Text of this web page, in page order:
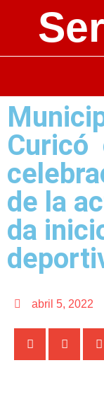
Curicó
de la
da
abril 5, 2022